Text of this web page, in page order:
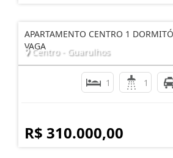
APARTAMENTO CENTRO 1
VAGA
Centro - Guarulhos
1 1
R$ 310.000,00